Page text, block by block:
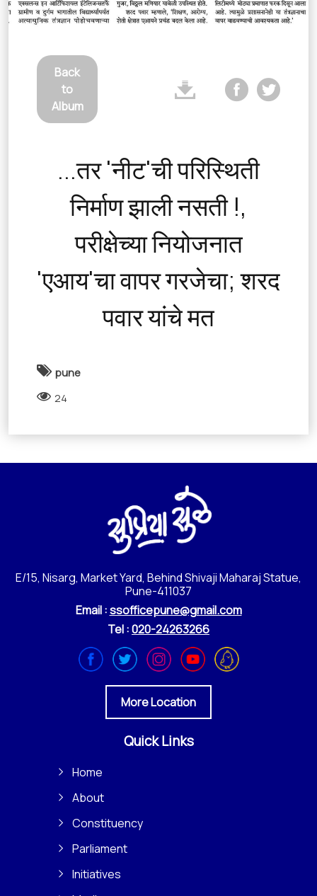
Back
to
Album
...तर 'नीट'ची परिस्थिती
निर्माण झाली नसती !,
परीक्षेच्या नियोजनात
'एआय'चा वापर गरजेचा; शरद
पवार यांचे मत
pune
24
E/15, Nisarg, Market Yard, Behind Shivaji Maharaj Statue,
Pune-411037
Email :ssofficepune@gmail.com
Tel :020-24263266
More Location
Quick Links
Home
About
Constituency
Parliament
Initiatives